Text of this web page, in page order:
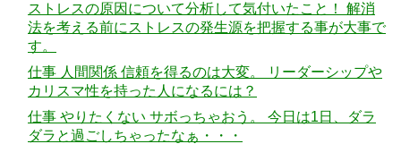
ストレスの原因について分析して気付いたこと！ 解消
法を考える前にストレスの発生源を把握する事が大事で
す。
仕事 人間関係 信頼を得るのは大変。 リーダーシップや
カリスマ性を持った人になるには？
仕事 やりたくない サボっちゃおう。 今日は1日、ダラ
ダラと過ごしちゃったなぁ・・・